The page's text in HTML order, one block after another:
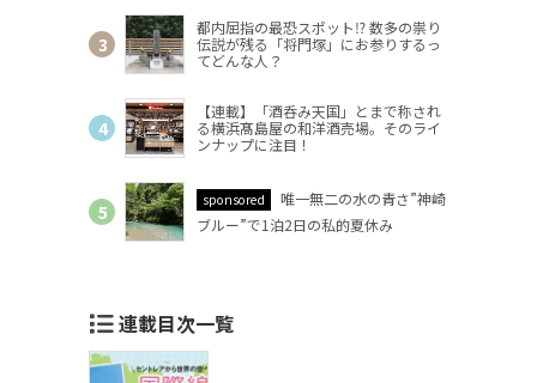
都内屈指の最恐スポット⁉ 数多の祟り
伝説が残る「将門塚」にお参りするっ
てどんな人？
【連載】「酒呑み天国」とまで称され
る横浜髙島屋の和洋酒売場。そのライ
ンナップに注目！
sponsored
唯一無二の水の青さ”神崎
ブルー”で1泊2日の私的夏休み
連載目次一覧